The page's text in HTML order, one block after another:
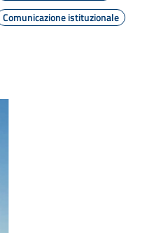
Comunicazione istituzionale